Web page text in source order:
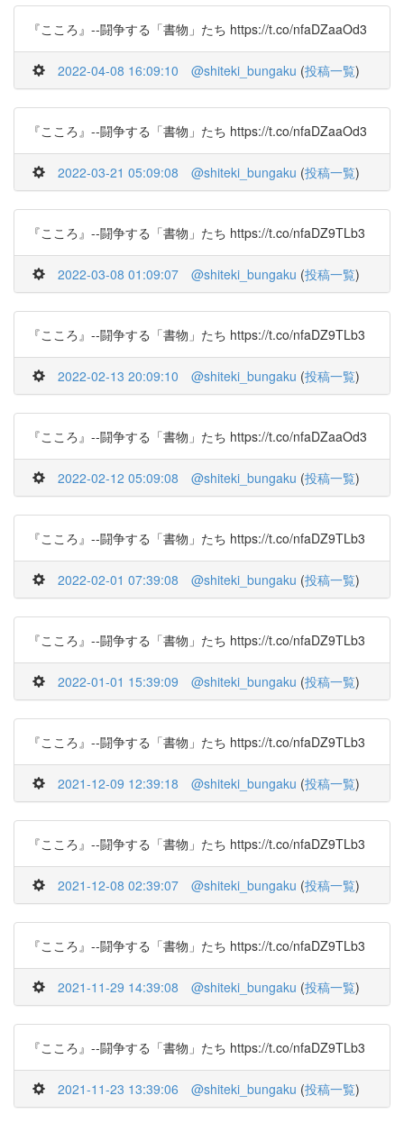
『こころ』--闘争する「書物」たち https://t.co/nfaDZaaOd3
2022-04-08 16:09:10 @shiteki_bungaku (投稿一覧)
『こころ』--闘争する「書物」たち https://t.co/nfaDZaaOd3
2022-03-21 05:09:08 @shiteki_bungaku (投稿一覧)
『こころ』--闘争する「書物」たち https://t.co/nfaDZ9TLb3
2022-03-08 01:09:07 @shiteki_bungaku (投稿一覧)
『こころ』--闘争する「書物」たち https://t.co/nfaDZ9TLb3
2022-02-13 20:09:10 @shiteki_bungaku (投稿一覧)
『こころ』--闘争する「書物」たち https://t.co/nfaDZaaOd3
2022-02-12 05:09:08 @shiteki_bungaku (投稿一覧)
『こころ』--闘争する「書物」たち https://t.co/nfaDZ9TLb3
2022-02-01 07:39:08 @shiteki_bungaku (投稿一覧)
『こころ』--闘争する「書物」たち https://t.co/nfaDZ9TLb3
2022-01-01 15:39:09 @shiteki_bungaku (投稿一覧)
『こころ』--闘争する「書物」たち https://t.co/nfaDZ9TLb3
2021-12-09 12:39:18 @shiteki_bungaku (投稿一覧)
『こころ』--闘争する「書物」たち https://t.co/nfaDZ9TLb3
2021-12-08 02:39:07 @shiteki_bungaku (投稿一覧)
『こころ』--闘争する「書物」たち https://t.co/nfaDZ9TLb3
2021-11-29 14:39:08 @shiteki_bungaku (投稿一覧)
『こころ』--闘争する「書物」たち https://t.co/nfaDZ9TLb3
2021-11-23 13:39:06 @shiteki_bungaku (投稿一覧)